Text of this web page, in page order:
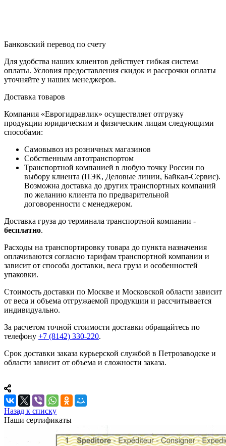
Банковский перевод по счету
Для удобства наших клиентов действует гибкая система
оплаты. Условия предоставления скидок и рассрочки оплаты
уточняйте у наших менеджеров.
Доставка товаров
Компания «Еврогидравлик» осуществляет отгрузку
продукции юридическим и физическим лицам следующими
способами:
Самовывоз из розничных магазинов
Собственным автотранспортом
Транспортной компанией в любую точку России по
выбору клиента (ПЭК, Деловые линии, Байкал-Сервис).
Возможна доставка до других транспортных компаний
по желанию клиента по предварительной
договоренности с менеджером.
Доставка груза до терминала транспортной компании -
бесплатно.
Расходы на транспортировку товара до пункта назначения
оплачиваются согласно тарифам транспортной компании и
зависит от способа доставки, веса груза и особенностей
упаковки.
Стоимость доставки по Москве и Московской области зависит
от веса и объема отгружаемой продукции и рассчитывается
индивидуально.
За расчетом точной стоимости доставки обращайтесь по
телефону +7 (8142) 330-220.
Срок доставки заказа курьерской службой в Петрозаводске и
области зависит от объема и сложности заказа.
Назад к списку
Наши сертификаты